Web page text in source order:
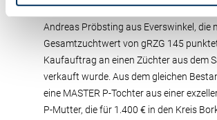
Andreas Pröbsting aus Everswinkel, die
Gesamtzuchtwert von gRZG 145
Kaufauftrag an einen Züchter aus dem
verkauft wurde. Aus dem gleichen
eine MASTER P-Tochter aus einer
P-Mutter, die für 1.400 € in den Kreis